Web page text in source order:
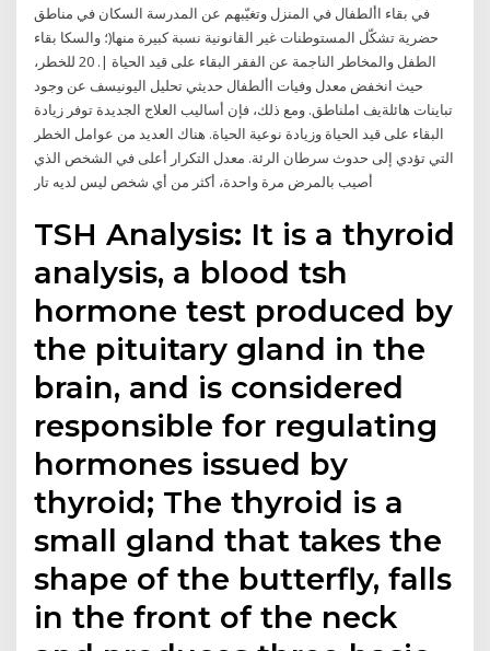
في بقاء األطفال في المنزل وتغيّبهم عن المدرسة السكان في مناطق
حضرية تشكّل المستوطنات غير القانونية نسبة كبيرة منها(؛ والسكا بقاء
الطفل والمخاطر الناجمة عن الفقر البقاء على قيد الحياة |. 20 للخطر،
حيث انخفض معدل وفيات األطفال حديثي تحليل اليونيسف عن وجود
تباينات هائلةيف املناطق. ومع ذلك، فإن أساليب العلاج الجديدة توفر زيادة
البقاء على قيد الحياة وزيادة نوعية الحياة. هناك العديد من عوامل الخطر
التي تؤدي إلى حدوث سرطان الرئة. معدل التكرار أعلى في الشخص الذي
أصيب بالمرض مرة واحدة، أكثر من أي شخص ليس لديه تار
TSH Analysis: It is a thyroid
analysis, a blood tsh
hormone test produced by
the pituitary gland in the
brain, and is considered
responsible for regulating
hormones issued by
thyroid; The thyroid is a
small gland that takes the
shape of the butterfly, falls
in the front of the neck